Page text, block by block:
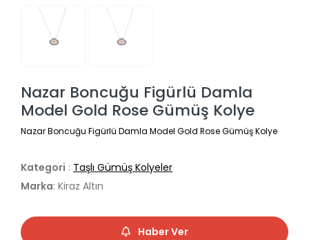
Nazar Boncuğu Figürlü Damla
Model Gold Rose Gümüş Kolye
Nazar Boncuğu Figürlü Damla Model Gold Rose Gümüş Kolye
Kategori : Taşlı Gümüş Kolyeler
Marka: Kiraz Altın
Haber Ver